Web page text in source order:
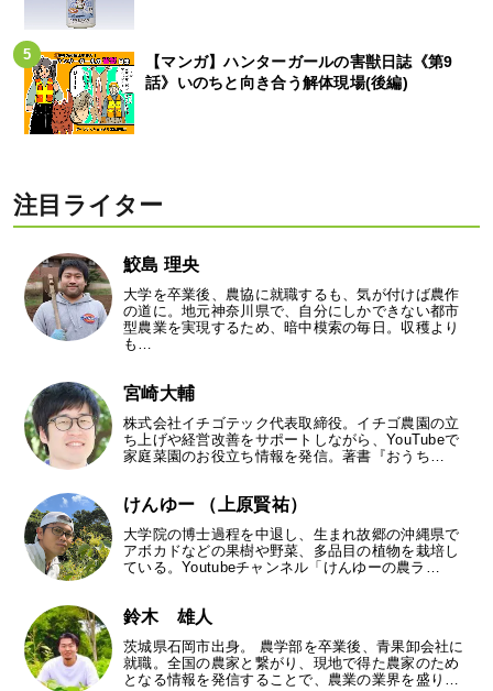
【マンガ】ハンターガールの害獣日誌《第9
話》いのちと向き合う解体現場(後編)
注目ライター
鮫島 理央
大学を卒業後、農協に就職するも、気が付けば農作
の道に。地元神奈川県で、自分にしかできない都市
型農業を実現するため、暗中模索の毎日。収穫より
も…
宮崎大輔
株式会社イチゴテック代表取締役。イチゴ農園の立
ち上げや経営改善をサポートしながら、YouTubeで
家庭菜園のお役立ち情報を発信。著書『おうち…
けんゆー （上原賢祐）
大学院の博士過程を中退し、生まれ故郷の沖縄県で
アボカドなどの果樹や野菜、多品目の植物を栽培し
ている。Youtubeチャンネル「けんゆーの農ラ…
鈴木 雄人
茨城県石岡市出身。 農学部を卒業後、青果卸会社に
就職。全国の農家と繋がり、現地で得た農家のため
となる情報を発信することで、農業の業界を盛り…